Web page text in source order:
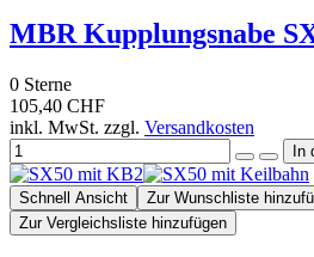
MBR Kupplungsnabe
0 Sterne
105,40 CHF
inkl. MwSt. zzgl. Versandkosten
Schnell Ansicht
Zur Wunschliste
Zur Vergleichsliste hinzufügen